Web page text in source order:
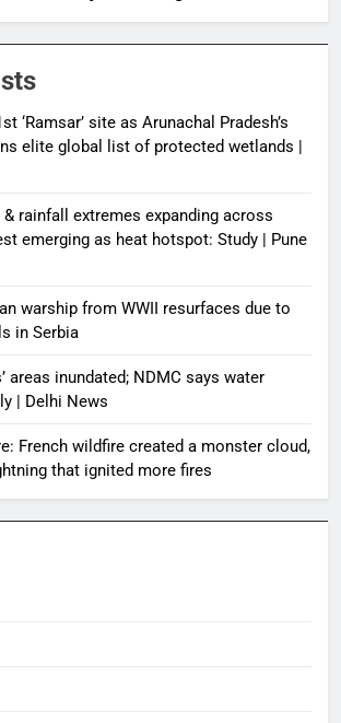
wetlands | India News
‘Ramsar’ site as Arunachal Pradesh’s
elite global list of protected wetlands |
& rainfall extremes expanding across
emerging as heat hotspot: Study | Pune
warship from WWII resurfaces due to
in Serbia
areas inundated; NDMC says water
| Delhi News
French wildfire created a monster cloud,
that ignited more fires